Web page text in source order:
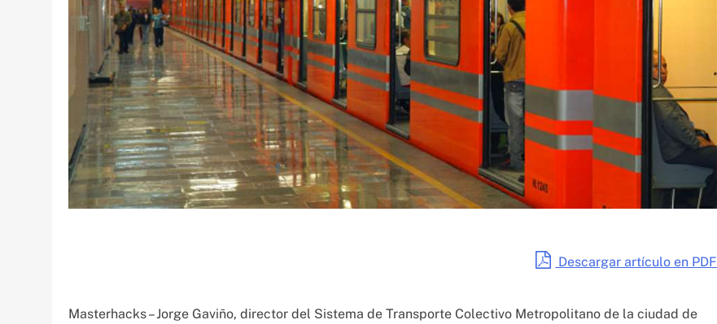
Descargar artículo en PDF
Masterhacks – Jorge Gaviño, director del Sistema de Transporte Colectivo Metropolitano de la ciudad de